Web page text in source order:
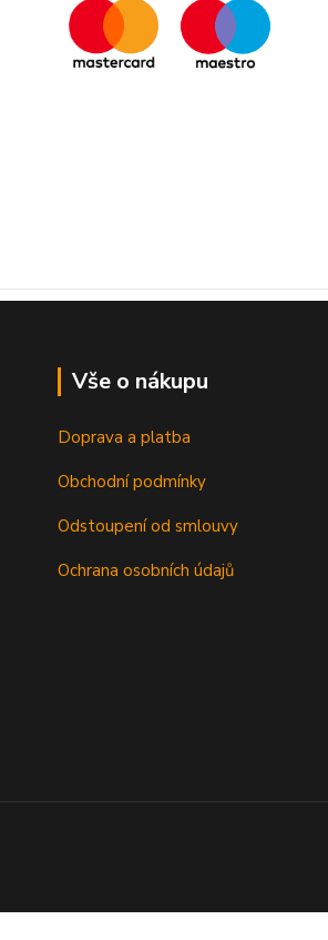
Vše o nákupu
Doprava a platba
Obchodní podmínky
Odstoupení od smlouvy
Ochrana osobních údajů